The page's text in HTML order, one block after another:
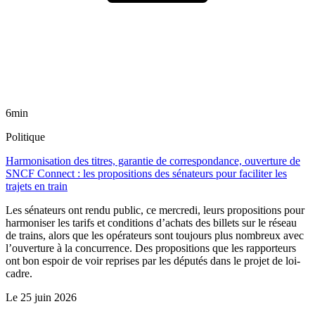
6min
Politique
Harmonisation des titres, garantie de correspondance, ouverture de
SNCF Connect : les propositions des sénateurs pour faciliter les
trajets en train
Les sénateurs ont rendu public, ce mercredi, leurs propositions pour
harmoniser les tarifs et conditions d’achats des billets sur le réseau
de trains, alors que les opérateurs sont toujours plus nombreux avec
l’ouverture à la concurrence. Des propositions que les rapporteurs
ont bon espoir de voir reprises par les députés dans le projet de loi-
cadre.
Le 25 juin 2026